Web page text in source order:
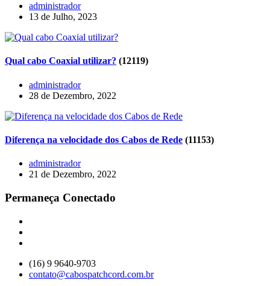
administrador
13 de Julho, 2023
Qual cabo Coaxial utilizar? (12119)
administrador
28 de Dezembro, 2022
Diferença na velocidade dos Cabos de Rede (11153)
administrador
21 de Dezembro, 2022
Permaneça Conectado
(16) 9 9640-9703
contato@cabospatchcord.com.br